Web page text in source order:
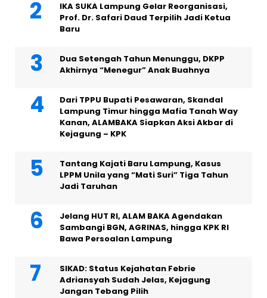
IKA SUKA Lampung Gelar Reorganisasi,
Prof. Dr. Safari Daud Terpilih Jadi Ketua
Baru
Dua Setengah Tahun Menunggu, DKPP
Akhirnya “Menegur” Anak Buahnya
Dari TPPU Bupati Pesawaran, Skandal
Lampung Timur hingga Mafia Tanah Way
Kanan, ALAMBAKA Siapkan Aksi Akbar di
Kejagung – KPK
Tantang Kajati Baru Lampung, Kasus
LPPM Unila yang “Mati Suri” Tiga Tahun
Jadi Taruhan
Jelang HUT RI, ALAM BAKA Agendakan
Sambangi BGN, AGRINAS, hingga KPK RI
Bawa Persoalan Lampung
SIKAD: Status Kejahatan Febrie
Adriansyah Sudah Jelas, Kejagung
Jangan Tebang Pilih